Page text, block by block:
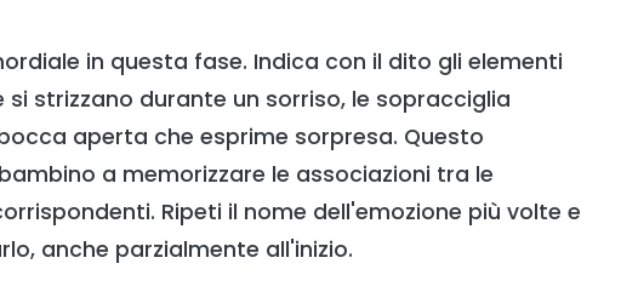
in questa fase. Indica con il dito gli elementi
strizzano durante un sorriso, le sopracciglia
aperta che esprime sorpresa. Questo
a memorizzare le associazioni tra le
Ripeti il nome dell'emozione più volte e
anche parzialmente all'inizio.